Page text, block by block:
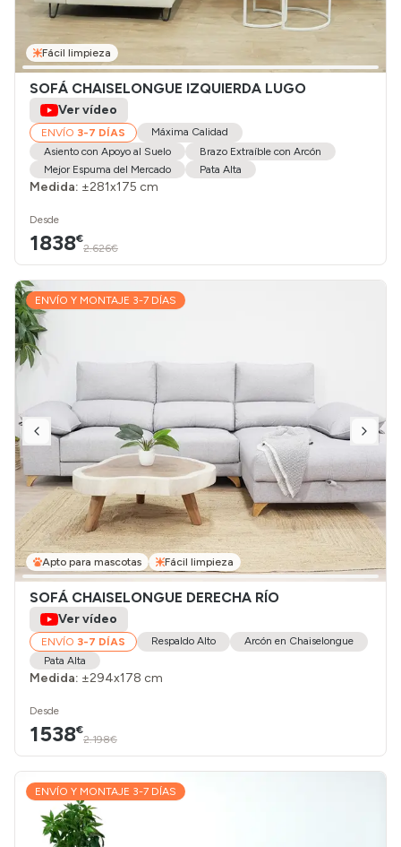
Fácil limpieza
SOFÁ CHAISELONGUE IZQUIERDA LUGO
Ver vídeo
ENVÍO 3-7 DÍAS
Máxima Calidad
Asiento con Apoyo al Suelo
Brazo Extraíble con Arcón
Mejor Espuma del Mercado
Pata Alta
Medida: ±281x175 cm
Desde
1838€
2.626€
ENVÍO Y MONTAJE 3-7 DÍAS
Apto para mascotas Fácil limpieza
SOFÁ CHAISELONGUE DERECHA RÍO
Ver vídeo
ENVÍO 3-7 DÍAS Respaldo Alto
Arcón en Chaiselongue
Pata Alta
Medida: ±294x178 cm
Desde
1538€
2.198€
ENVÍO Y MONTAJE 3-7 DÍAS